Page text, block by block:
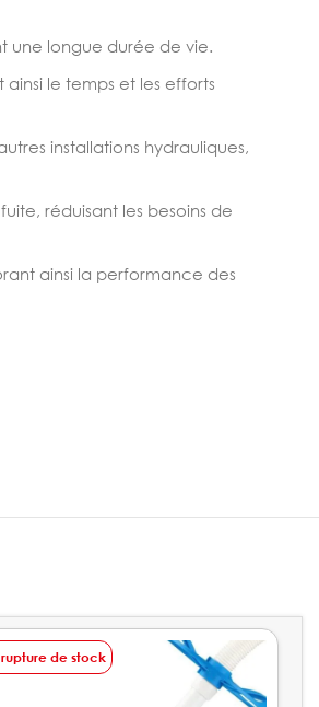
une longue durée de vie.
le temps et les efforts
installations hydrauliques,
réduisant les besoins de
ainsi la performance des
rupture de stock